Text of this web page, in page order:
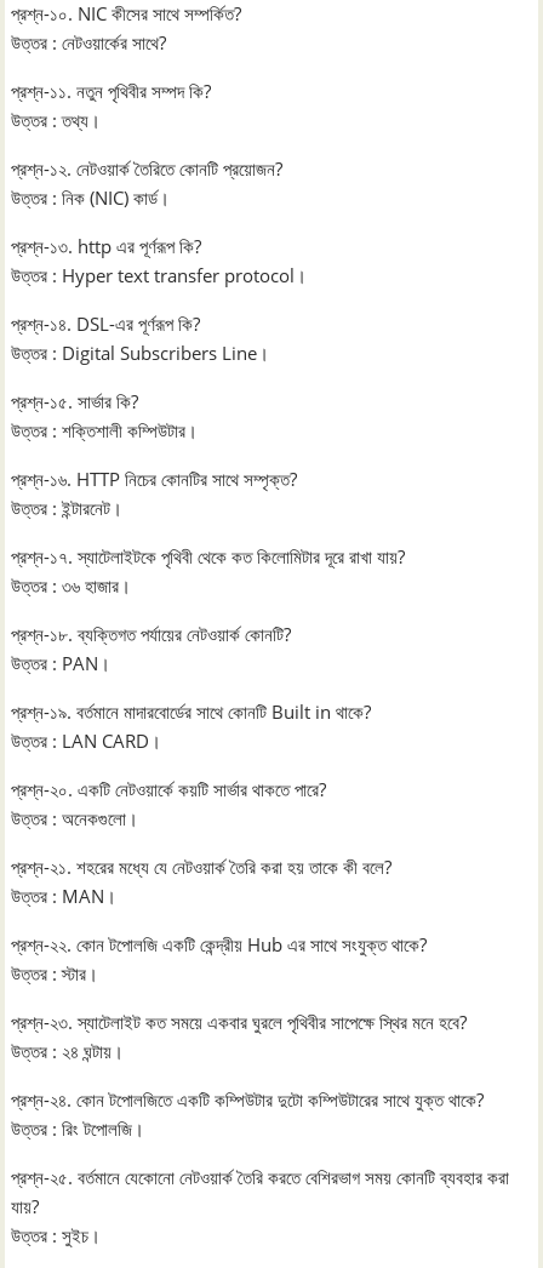
প্রশ্ন-১০. NIC কীসের সাথে সম্পর্কিত?
উত্তর : নেটওয়ার্কের সাথে?
প্রশ্ন-১১. নতুন পৃথিবীর সম্পদ কি?
উত্তর : তথ্য।
প্রশ্ন-১২. নেটওয়ার্ক তৈরিতে কোনটি প্রয়োজন?
উত্তর : নিক (NIC) কার্ড।
প্রশ্ন-১৩. http এর পূর্ণরূপ কি?
উত্তর : Hyper text transfer protocol।
প্রশ্ন-১৪. DSL-এর পূর্ণরূপ কি?
উত্তর : Digital Subscribers Line।
প্রশ্ন-১৫. সার্ভার কি?
উত্তর : শক্তিশালী কম্পিউটার।
প্রশ্ন-১৬. HTTP নিচের কোনটির সাথে সম্পৃক্ত?
উত্তর : ইন্টারনেট।
প্রশ্ন-১৭. স্যাটেলাইটকে পৃথিবী থেকে কত কিলোমিটার দূরে রাখা যায়?
উত্তর : ৩৬ হাজার।
প্রশ্ন-১৮. ব্যক্তিগত পর্যায়ের নেটওয়ার্ক কোনটি?
উত্তর : PAN।
প্রশ্ন-১৯. বর্তমানে মাদারবোর্ডের সাথে কোনটি Built in থাকে?
উত্তর : LAN CARD।
প্রশ্ন-২০. একটি নেটওয়ার্কে কয়টি সার্ভার থাকতে পারে?
উত্তর : অনেকগুলো।
প্রশ্ন-২১. শহরের মধ্যে যে নেটওয়ার্ক তৈরি করা হয় তাকে কী বলে?
উত্তর : MAN।
প্রশ্ন-২২. কোন টপোলজি একটি কেন্দ্রীয় Hub এর সাথে সংযুক্ত থাকে?
উত্তর : স্টার।
প্রশ্ন-২৩. স্যাটেলাইট কত সময়ে একবার ঘুরলে পৃথিবীর সাপেক্ষে স্থির মনে হবে?
উত্তর : ২৪ ঘন্টায়।
প্রশ্ন-২৪. কোন টপোলজিতে একটি কম্পিউটার দুটো কম্পিউটারের সাথে যুক্ত থাকে?
উত্তর : রিং টপোলজি।
প্রশ্ন-২৫. বর্তমানে যেকোনো নেটওয়ার্ক তৈরি করতে বেশিরভাগ সময় কোনটি ব্যবহার করা
যায়?
উত্তর : সুইচ।